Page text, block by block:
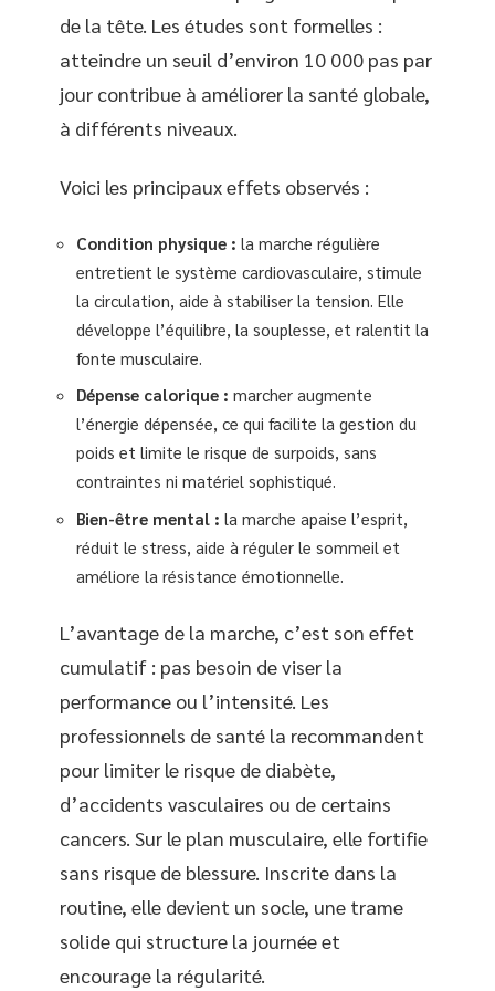
de la tête. Les études sont formelles :
atteindre un seuil d’environ 10 000 pas par
jour contribue à améliorer la santé globale,
à différents niveaux.
Voici les principaux effets observés :
Condition physique : la marche régulière
entretient le système cardiovasculaire, stimule
la circulation, aide à stabiliser la tension. Elle
développe l’équilibre, la souplesse, et ralentit la
fonte musculaire.
Dépense calorique : marcher augmente
l’énergie dépensée, ce qui facilite la gestion du
poids et limite le risque de surpoids, sans
contraintes ni matériel sophistiqué.
Bien-être mental : la marche apaise l’esprit,
réduit le stress, aide à réguler le sommeil et
améliore la résistance émotionnelle.
L’avantage de la marche, c’est son effet
cumulatif : pas besoin de viser la
performance ou l’intensité. Les
professionnels de santé la recommandent
pour limiter le risque de diabète,
d’accidents vasculaires ou de certains
cancers. Sur le plan musculaire, elle fortifie
sans risque de blessure. Inscrite dans la
routine, elle devient un socle, une trame
solide qui structure la journée et
encourage la régularité.